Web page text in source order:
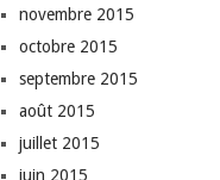
novembre 2015
octobre 2015
septembre 2015
août 2015
juillet 2015
juin 2015